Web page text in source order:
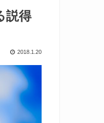
説得
2018.1.20